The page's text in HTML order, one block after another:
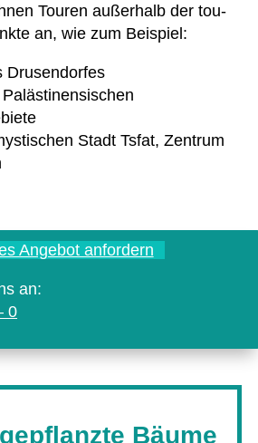
Tou­ren außer­halb der tou­
an, wie zum Beispiel:
Drusendorfes
Stadt Tsfat, Zen­trum
Ange­bot anfordern
an:
0
Bäume